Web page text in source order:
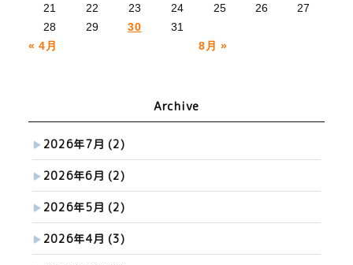
« 4月 8月 »
21
22 23 24 25 26
27
28
29 30 31
Archive
2026年7月(2)
2026年6月(2)
2026年5月(2)
2026年4月(3)